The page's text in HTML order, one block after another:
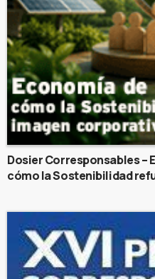
Dosier Corresponsables –
cómo la Sostenibilidad